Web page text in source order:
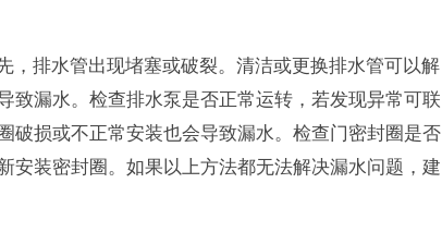
，排水管出现堵塞或破裂。清洁或更换排水管可以解
致漏水。检查排水泵是否正常运转，若发现异常可联
破损或不正常安装也会导致漏水。检查门密封圈是否
安装密封圈。如果以上方法都无法解决漏水问题，建